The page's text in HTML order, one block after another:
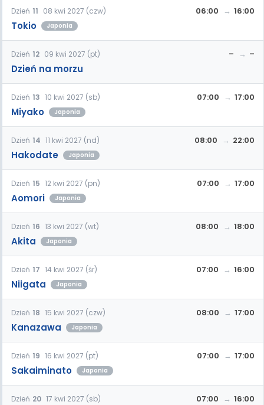
Dzień 11 08 kwi 2027 (czw)
Tokio Japonia
06:00 16:00
Dzień 12 09 kwi 2027 (pt)
Dzień na morzu
– –
Dzień 13 10 kwi 2027 (sb)
Miyako Japonia
07:00 17:00
Dzień 14 11 kwi 2027 (nd)
Hakodate Japonia
08:00 22:00
Dzień 15 12 kwi 2027 (pn)
Aomori Japonia
07:00 17:00
Dzień 16 13 kwi 2027 (wt)
Akita Japonia
08:00 18:00
Dzień 17 14 kwi 2027 (śr)
Niigata Japonia
07:00 16:00
Dzień 18 15 kwi 2027 (czw)
Kanazawa Japonia
08:00 17:00
Dzień 19 16 kwi 2027 (pt)
Sakaiminato Japonia
07:00 17:00
Dzień 20 17 kwi 2027 (sb) 07:00 16:00